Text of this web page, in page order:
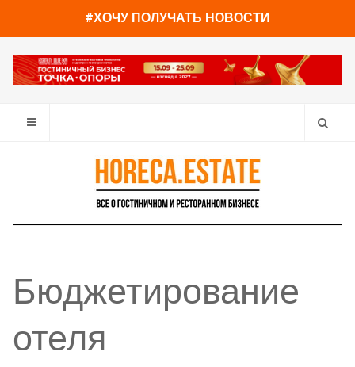
#ХОЧУ ПОЛУЧАТЬ НОВОСТИ
Бюджетирование
отеля